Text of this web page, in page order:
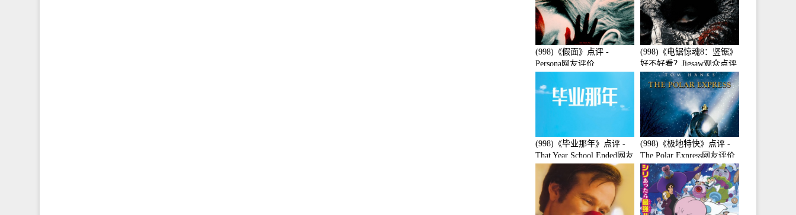
(998)《假面》点评 -
Persona网友评价
(998)《电锯惊魂8：竖锯》
好不好看？Jigsaw观众点评
及剧本
(998)《毕业那年》点评 -
That Year School Ended网友
评价
(998)《极地特快》点评 -
The Polar Express网友评价